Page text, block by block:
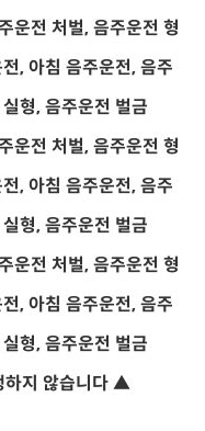
하지 않습니다 ▲